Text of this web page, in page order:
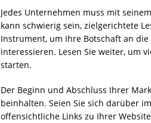
Jedes Unternehmen muss mit
kann schwierig sein, zielgerichtete
Instrument, um Ihre Botschaft an
interessieren. Lesen Sie weiter, um
starten.
Der Beginn und Abschluss Ihrer
beinhalten. Seien Sie sich darüber
offensichtliche Links zu Ihrer